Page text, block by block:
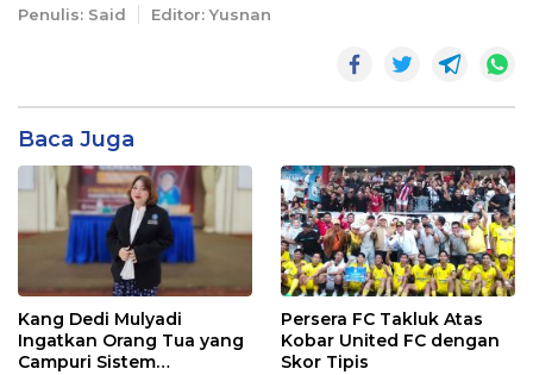
Penulis: Said Editor: Yusnan
Baca Juga
Kang Dedi Mulyadi
Ingatkan Orang Tua yang
Campuri Sistem
Persera FC Takluk Atas
Kobar United FC dengan
Skor Tipis